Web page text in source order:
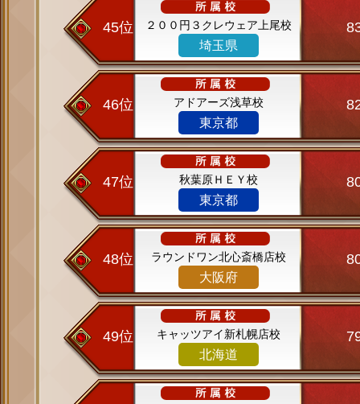
45位 ２００円３クレウェア上尾校
埼玉県
46位 アドアーズ浅草校
東京都
47位 秋葉原ＨＥＹ校
東京都
48位 ラウンドワン北心斎橋店校
大阪府
49位 キャッツアイ新札幌店校
北海道